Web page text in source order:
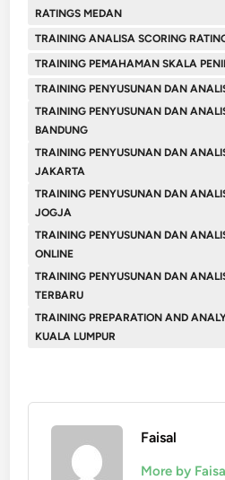
RATINGS MEDAN
TRAINING ANALISA SCORING
TRAINING PEMAHAMAN SKALA
TRAINING PENYUSUNAN DAN
TRAINING PENYUSUNAN DAN
BANDUNG
TRAINING PENYUSUNAN DAN
JAKARTA
TRAINING PENYUSUNAN DAN
JOGJA
TRAINING PENYUSUNAN DAN
ONLINE
TRAINING PENYUSUNAN DAN
TERBARU
TRAINING PREPARATION AND
KUALA LUMPUR
Faisal
More by